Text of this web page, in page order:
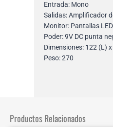
Entrada: Mono
Salidas: Amplificador
Monitor: Pantallas
Poder: 9V DC punta
Dimensiones: 122 (L)
Peso: 270
Productos Relacionados